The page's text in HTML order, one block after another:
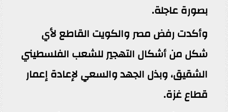
بصورة عاجلة.
وأكدت رفض مصر والكويت القاطع لأي
شكل من أشكال التهجير للشعب الفلسطيني
الشقيق، وبذل الجهد والسعي لإعادة إعمار
قطاع غزة.